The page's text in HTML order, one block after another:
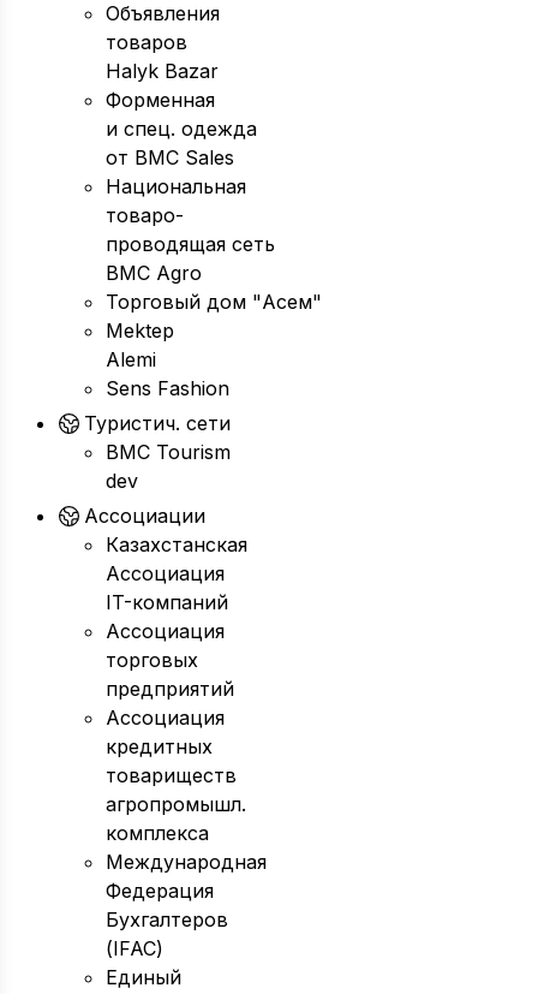
Объявления
товаров
Halyk Bazar
Форменная
и спец. одежда
от BMC Sales
Национальная
товаро-
проводящая сеть
BMC Agro
Торговый дом "Асем"
Mektep
Alemi
Sens Fashion
Туристич. сети
BMC Tourism
dev
Ассоциации
Казахстанская
Ассоциация
IT-компаний
Ассоциация
торговых
предприятий
Ассоциация
кредитных
товариществ
агропромышл.
комплекса
Международная
Федерация
Бухгалтеров
(IFAC)
Единый